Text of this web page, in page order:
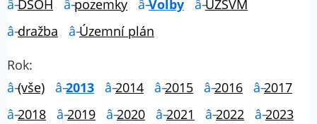
DSOH
pozemky Volby
UZSVM
dražba
Územní plán
Rok:
(vše)
2013 2014 2015 2016
2017
2018
2019 2020 2021 2022
2023